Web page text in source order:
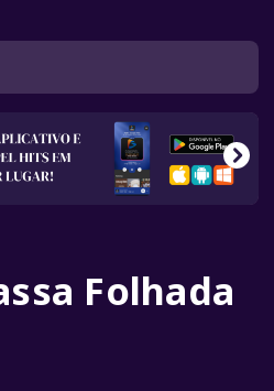
Folhada